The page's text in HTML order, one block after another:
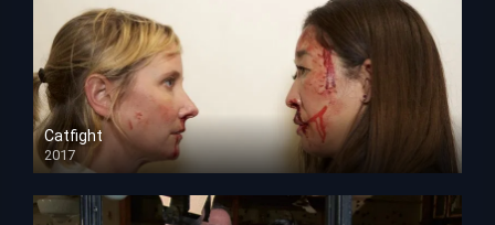
Catfight
2017
HD 720p